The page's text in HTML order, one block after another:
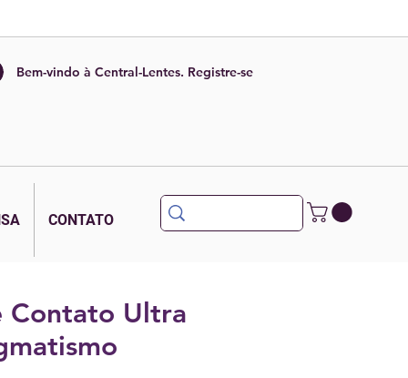
Bem-vindo à Central-Lentes. Registre-se
CONTATO
Contato Ultra